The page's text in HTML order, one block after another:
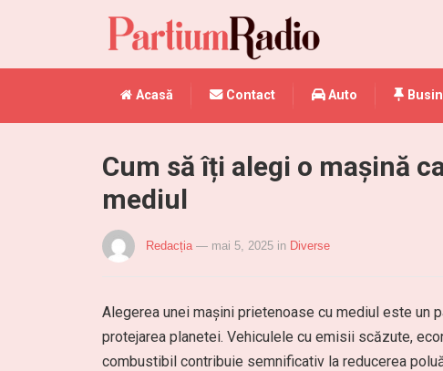
Acasă Contact Auto
Cum să îți alegi o mașină
mediul
Redacția — mai 5, 2025 in Diverse
Alegerea unei mașini prietenoase cu mediul este un
protejarea planetei. Vehiculele cu emisii scăzute,
combustibil contribuie semnificativ la reducerea